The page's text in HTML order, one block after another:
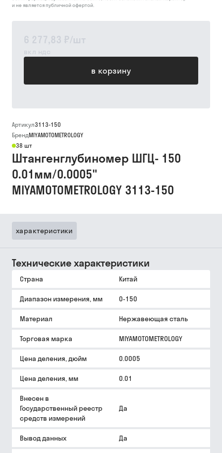
6 277,83 ₽/шт
вкл ндс
в корзину
и не является публичной офертой.
Артикул3113-150
БрендMIYAMOTOMETROLOGY
38 шт
Штангенглубиномер ШГЦ- 150
0.01мм/0.0005"
MIYAMOTOMETROLOGY 3113-150
характеристики
Технические характеристики
Страна Китай
Диапазон измерения, мм 0-150
Материал Нержавеющая сталь
Торговая марка MIYAMOTOMETROLOGY
Цена деления, дюйм 0.0005
Цена деления, мм 0.01
Внесен в
Государственный реестр
средств измерений
Да
Вывод данных Да